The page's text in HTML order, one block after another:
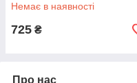
Немає в наявності
725 ₴
Про нас